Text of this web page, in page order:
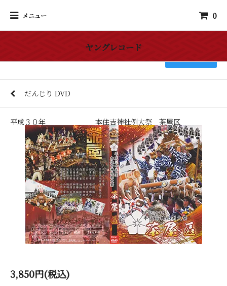
メニュー 0
ヤングレコード
だんじり DVD
平成３０年 本住吉神社例大祭 茶屋区
3,850円(税込)